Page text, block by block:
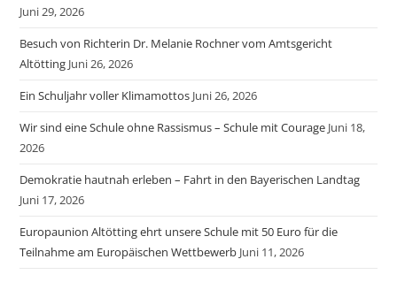
Juni 29, 2026
Besuch von Richterin Dr. Melanie Rochner vom Amtsgericht
Altötting Juni 26, 2026
Ein Schuljahr voller Klimamottos Juni 26, 2026
Wir sind eine Schule ohne Rassismus – Schule mit Courage Juni 18,
2026
Demokratie hautnah erleben – Fahrt in den Bayerischen Landtag
Juni 17, 2026
Europaunion Altötting ehrt unsere Schule mit 50 Euro für die
Teilnahme am Europäischen Wettbewerb Juni 11, 2026